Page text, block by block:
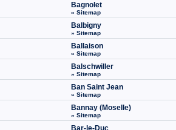
Bagnolet
» Sitemap
Balbigny
» Sitemap
Ballaison
» Sitemap
Balschwiller
» Sitemap
Ban Saint Jean
» Sitemap
Bannay (Moselle)
» Sitemap
Bar-le-Duc